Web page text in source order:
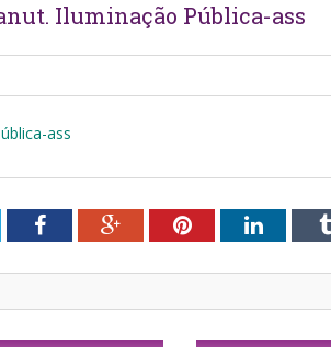
Iluminação Pública-ass
ass
FacebookGoogle+PinterestLinkedIn